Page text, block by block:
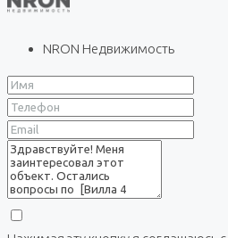
NRON Недвижимость